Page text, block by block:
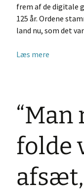
frem af de digitale
125 år. Ordene
land nu, som det
Læs mere
folde